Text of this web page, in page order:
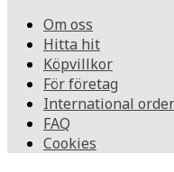
Om oss
Hitta hit
Köpvillkor
För företag
International
FAQ
Cookies